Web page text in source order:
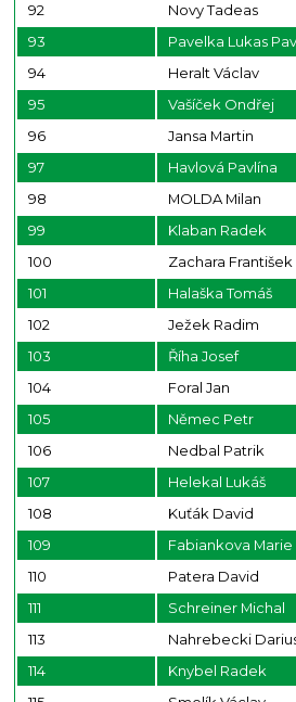
92
Novy Tadeas
93
Pavelka Lukas
94
Heralt Václav
95
Vašíček Ondřej
96
Jansa Martin
97
Havlová Pavlína
98
MOLDA Milan
99
Klaban Radek
100
Zachara František
101
Halaška Tomáš
102
Ježek Radim
103
Říha Josef
104
Foral Jan
105
Němec Petr
106
Nedbal Patrik
107
Helekal Lukáš
108
Kuťák David
109
Fabiankova Marie
110
Patera David
111
Schreiner Michal
113
Nahrebecki
114
Knybel Radek